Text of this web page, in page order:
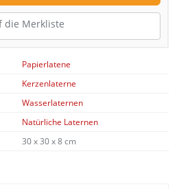
die Merkliste
Papierlatene
Kerzenlaterne
Wasserlaternen
Natürliche Laternen
30 x 30 x 8 cm